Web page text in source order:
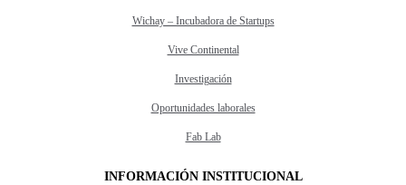
Wichay – Incubadora de Startups
Vive Continental
Investigación
Oportunidades laborales
Fab Lab
INFORMACIÓN INSTITUCIONAL